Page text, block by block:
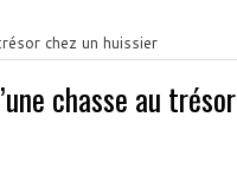
chez un huissier
chasse au trésor